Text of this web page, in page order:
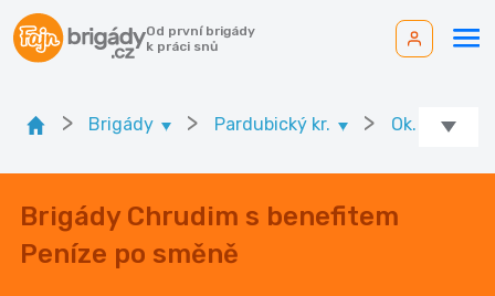
Od první brigády
k práci snů
> Brigády > Pardubický kr. > Ok. Chrudim
Brigády Chrudim s benefitem
Peníze po směně